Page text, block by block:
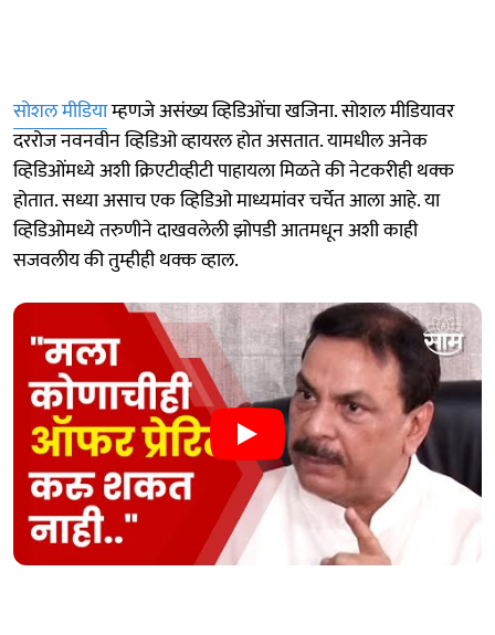
सोशल मीडियाम्हणजे असंख्य व्हिडिओंचा खजिना. सोशल मीडियावर
दररोज नवनवीन व्हिडिओ व्हायरल होत असतात. यामधील अनेक
व्हिडिओंमध्ये अशी क्रिएटीव्हीटी पाहायला मिळते की नेटकरीही थक्क
होतात. सध्या असाच एक व्हिडिओ माध्यमांवर चर्चेत आला आहे. या
व्हिडिओमध्ये तरुणीने दाखवलेली झोपडी आतमधून अशी काही
सजवलीय की तुम्हीही थक्क व्हाल.